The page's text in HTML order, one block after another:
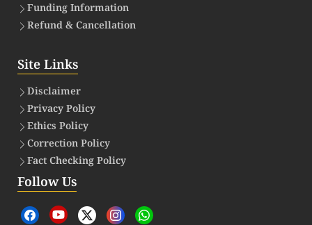
Funding Information
Refund & Cancellation
Site Links
Disclaimer
Privacy Policy
Ethics Policy
Correction Policy
Fact Checking Policy
Follow Us